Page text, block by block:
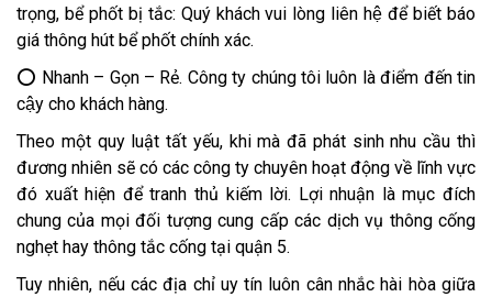
trọng, bể phốt bị tắc: Quý khách vui lòng liên hệ để biết báo
giá thông hút bể phốt chính xác.
⭕ Nhanh – Gọn – Rẻ. Công ty chúng tôi luôn là điểm đến tin
cậy cho khách hàng.
Theo một quy luật tất yếu, khi mà đã phát sinh nhu cầu thì
đương nhiên sẽ có các công ty chuyên hoạt động về lĩnh vực
đó xuất hiện để tranh thủ kiếm lời. Lợi nhuận là mục đích
chung của mọi đối tượng cung cấp các dịch vụ thông cống
nghẹt hay thông tắc cống tại quận 5.
Tuy nhiên, nếu các địa chỉ uy tín luôn cân nhắc hài hòa giữa